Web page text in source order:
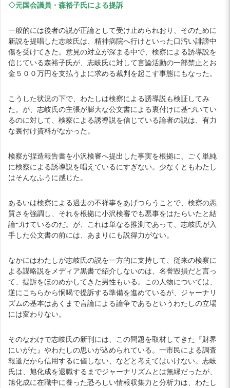
◇元国会議員・森裕子氏による提訴
一般的には後者の説が正論として受け止められおり、そのために
新説を提唱した志岐氏は、精神病院へ行けといった口汚い誹謗中
傷を受けてきた。意見の対立が深まる中で、検察による誘導説を
信じている森裕子氏が、志岐氏に対して言論活動の一部禁止とお
金５００万円を支払うよに求める裁判を起こす事態にもなった。
こうした状況の下で、わたしは検察による誘導説も検証してみ
た。が、志岐氏の主張が膨大な公文書による裏付けに基づいてい
るのに対して、検察による誘導説を信じている論者の説は、有力
な裏付け資料がなかった。
検察が捏造報告書を小沢検審へ提出した事実を根拠に、ごく単純
に検察による誘導説を唱えているにすぎない。少なくともわたし
はそんなふうに感じた。
あるいは検察による過去の不祥事をあげつらうことで、検察の悪
質さを強調し、それを根拠に小沢検審でも悪事をはたらいたと結
論づけているのだ。が、これは単なる推測であって、志岐氏が入
手した公文書の前には、あまりにも説得力がない。
なかにはわたしが志岐氏の説を一方的に支持して、従来の検察に
よる謀略説をメディア黒書で紹介しないのは、名誉毀損だと言っ
て、提訴をほのめかしてきた男性もいる。この人物については、
逆にこちらから恫喝で提訴する準備を進めているが、ジャーナリ
ズムの基本はあくまで言論による論争であるというわたしの立場
には変わりない。
そのなわけで志岐氏の新刊には、この問題を取材してきた『財界
にいがた』やわたしの思いが込められている。一市民による調査
報道だから信用するに値しない、などと考えてはいけない。志岐
氏は、旭化成を退職するまでジャーナリズムとは無縁だったが、
旭化成に在職中に養った恐ろしい情報収集力と分析力は、わたし